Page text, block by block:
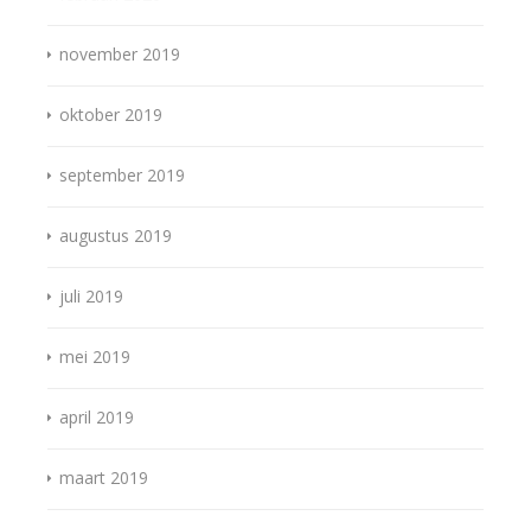
november 2019
oktober 2019
september 2019
augustus 2019
juli 2019
mei 2019
april 2019
maart 2019